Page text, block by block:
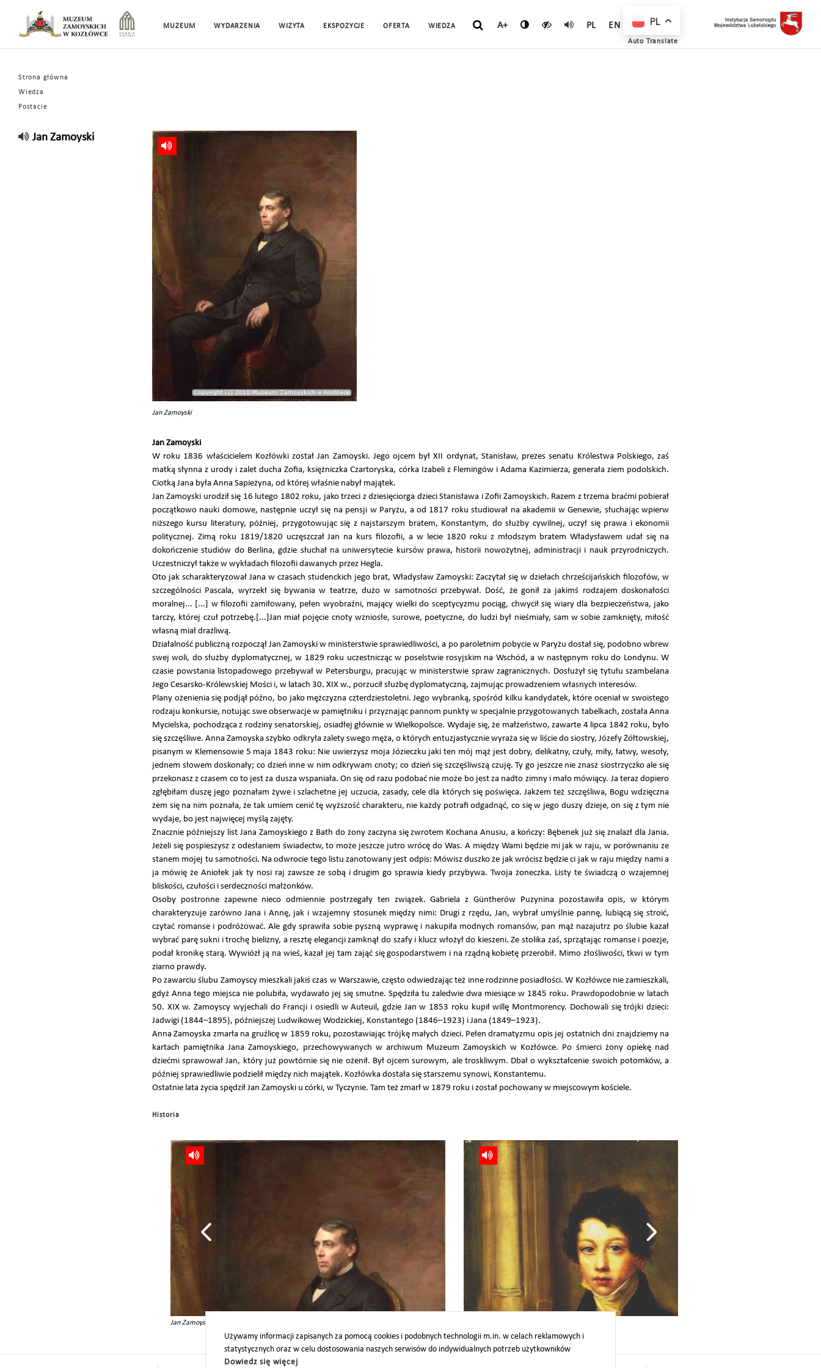
MUZEUM WYDARZENIA WIZYTA EKSPOZYCJE OFERTA WIEDZA A+ PL EN
Strona główna
Wiedza
Postacie
Jan Zamoyski
Jan Zamoyski
Jan Zamoyski
W roku 1836 właścicielem Kozłówki został Jan Zamoyski. Jego ojcem był XII ordynat, Stanisław, prezes senatu Królestwa Polskiego, zaś
matką słynna z urody i zalet ducha Zofia, księżniczka Czartoryska, córka Izabeli z Flemingów i Adama Kazimierza, generała ziem podolskich.
Ciotką Jana była Anna Sapieżyna, od której właśnie nabył majątek.
Jan Zamoyski urodził się 16 lutego 1802 roku, jako trzeci z dziesięciorga dzieci Stanisława i Zofii Zamoyskich. Razem z trzema braćmi pobierał
początkowo nauki domowe, następnie uczył się na pensji w Paryżu, a od 1817 roku studiował na akademii w Genewie, słuchając wpierw
niższego kursu literatury, później, przygotowując się z najstarszym bratem, Konstantym, do służby cywilnej, uczył się prawa i ekonomii
politycznej. Zimą roku 1819/1820 uczęszczał Jan na kurs filozofii, a w lecie 1820 roku z młodszym bratem Władysławem udał się na
dokończenie studiów do Berlina, gdzie słuchał na uniwersytecie kursów prawa, historii nowożytnej, administracji i nauk przyrodniczych.
Uczestniczył także w wykładach filozofii dawanych przez Hegla.
Oto jak scharakteryzował Jana w czasach studenckich jego brat, Władysław Zamoyski: Zaczytał się w dziełach chrześcijańskich filozofów, w
szczególności Pascala, wyrzekł się bywania w teatrze, dużo w samotności przebywał. Dość, że gonił za jakimś rodzajem doskonałości
moralnej... [...] w filozofii zamiłowany, pełen wyobraźni, mający wielki do sceptycyzmu pociąg, chwycił się wiary dla bezpieczeństwa, jako
tarczy, której czuł potrzebę.[...]Jan miał pojęcie cnoty wzniosłe, surowe, poetyczne, do ludzi był nieśmiały, sam w sobie zamknięty, miłość
własną miał drażliwą.
Działalność publiczną rozpoczął Jan Zamoyski w ministerstwie sprawiedliwości, a po paroletnim pobycie w Paryżu dostał się, podobno wbrew
swej woli, do służby dyplomatycznej, w 1829 roku uczestnicząc w poselstwie rosyjskim na Wschód, a w następnym roku do Londynu. W
czasie powstania listopadowego przebywał w Petersburgu, pracując w ministerstwie spraw zagranicznych. Dosłużył się tytułu szambelana
Jego Cesarsko-Królewskiej Mości i, w latach 30. XIX w., porzucił służbę dyplomatyczną, zajmując prowadzeniem własnych interesów.
Plany ożenienia się podjął późno, bo jako mężczyzna czterdziestoletni. Jego wybranką, spośród kilku kandydatek, które oceniał w swoistego
rodzaju konkursie, notując swe obserwacje w pamiętniku i przyznając pannom punkty w specjalnie przygotowanych tabelkach, została Anna
Mycielska, pochodząca z rodziny senatorskiej, osiadłej głównie w Wielkopolsce. Wydaje się, że małżeństwo, zawarte 4 lipca 1842 roku, było
się szczęśliwe. Anna Zamoyska szybko odkryła zalety swego męża, o których entuzjastycznie wyraża się w liście do siostry, Józefy Żółtowskiej,
pisanym w Klemensowie 5 maja 1843 roku: Nie uwierzysz moja Józieczku jaki ten mój mąż jest dobry, delikatny, czuły, miły, łatwy, wesoły,
jednem słowem doskonały; co dzień inne w nim odkrywam cnoty; co dzień się szczęśliwszą czuję. Ty go jeszcze nie znasz siostrzyczko ale się
przekonasz z czasem co to jest za dusza wspaniała. On się od razu podobać nie może bo jest za nadto zimny i mało mówiący. Ja teraz dopiero
zgłębiłam duszę jego poznałam żywe i szlachetne jej uczucia, zasady, cele dla których się poświęca. Jakżem też szczęśliwa, Bogu wdzięczna
żem się na nim poznała, że tak umiem cenić tę wyższość charakteru, nie każdy potrafi odgadnąć, co się w jego duszy dzieje, on się z tym nie
wydaje, bo jest najwięcej myślą zajęty.
Znacznie późniejszy list Jana Zamoyskiego z Bath do żony zaczyna się zwrotem Kochana Anusiu, a kończy: Bębenek już się znalazł dla Jania.
Jeżeli się pospieszysz z odesłaniem świadectw, to może jeszcze jutro wrócę do Was. A między Wami będzie mi jak w raju, w porównaniu ze
stanem mojej tu samotności. Na odwrocie tego listu zanotowany jest odpis: Mówisz duszko że jak wrócisz będzie ci jak w raju między nami a
ja mówię że Aniołek jak ty nosi raj zawsze ze sobą i drugim go sprawia kiedy przybywa. Twoja żoneczka. Listy te świadczą o wzajemnej
bliskości, czułości i serdeczności małżonków.
Osoby postronne zapewne nieco odmiennie postrzegały ten związek. Gabriela z Güntherów Puzynina pozostawiła opis, w którym
charakteryzuje zarówno Jana i Annę, jak i wzajemny stosunek między nimi: Drugi z rzędu, Jan, wybrał umyślnie pannę, lubiącą się stroić,
czytać romanse i podróżować. Ale gdy sprawiła sobie pyszną wyprawę i nakupiła modnych romansów, pan mąż nazajutrz po ślubie kazał
wybrać parę sukni i trochę bielizny, a resztę elegancji zamknął do szafy i klucz włożył do kieszeni. Ze stolika zaś, sprzątając romanse i poezje,
podał kronikę starą. Wywiózł ją na wieś, kazał jej tam zająć się gospodarstwem i na rządną kobietę przerobił. Mimo złośliwości, tkwi w tym
ziarno prawdy.
Po zawarciu ślubu Zamoyscy mieszkali jakiś czas w Warszawie, często odwiedzając też inne rodzinne posiadłości. W Kozłówce nie zamieszkali,
gdyż Anna tego miejsca nie polubiła, wydawało jej się smutne. Spędziła tu zaledwie dwa miesiące w 1845 roku. Prawdopodobnie w latach
50. XIX w. Zamoyscy wyjechali do Francji i osiedli w Auteuil, gdzie Jan w 1853 roku kupił willę Montmorency. Dochowali się trójki dzieci:
Jadwigi (1844–1895), późniejszej Ludwikowej Wodzickiej, Konstantego (1846–1923) i Jana (1849–1923).
Anna Zamoyska zmarła na gruźlicę w 1859 roku, pozostawiając trójkę małych dzieci. Pełen dramatyzmu opis jej ostatnich dni znajdziemy na
kartach pamiętnika Jana Zamoyskiego, przechowywanych w archiwum Muzeum Zamoyskich w Kozłówce. Po śmierci żony opiekę nad
dziećmi sprawował Jan, który już powtórnie się nie ożenił. Był ojcem surowym, ale troskliwym. Dbał o wykształcenie swoich potomków, a
później sprawiedliwie podzielił między nich majątek. Kozłówka dostała się starszemu synowi, Konstantemu.
Ostatnie lata życia spędził Jan Zamoyski u córki, w Tyczynie. Tam też zmarł w 1879 roku i został pochowany w miejscowym kościele.
Historia
Jan Zamoyski
Używamy informacji zapisanych za pomocą cookies i podobnych technologii m.in. w celach reklamowych i
statystycznych oraz w celu dostosowania naszych serwisów do indywidualnych potrzeb użytkowników
Dowiedz się więcej
PL
Auto Translate